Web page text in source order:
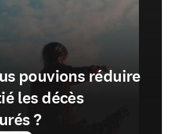
pouvions réduire
les décès
?